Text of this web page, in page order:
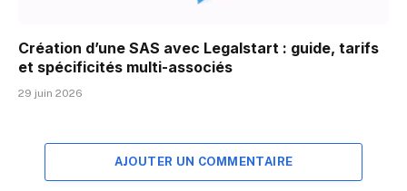
Création d’une SAS avec Legalstart : guide, tarifs
et spécificités multi-associés
29 juin 2026
AJOUTER UN COMMENTAIRE